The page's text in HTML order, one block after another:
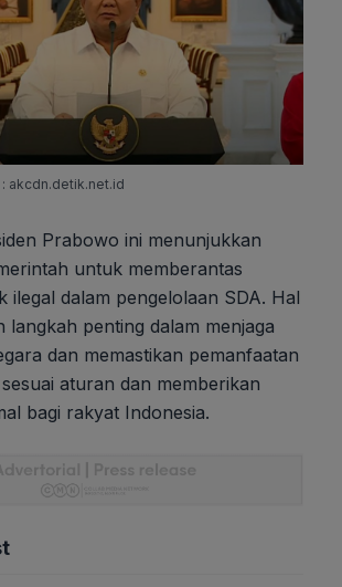
akcdn.detik.net.id
Prabowo ini menunjukkan
untuk memberantas
ilegal dalam pengelolaan SDA. Hal
langkah penting dalam menjaga
dan memastikan pemanfaatan
aturan dan memberikan
bagi rakyat Indonesia.